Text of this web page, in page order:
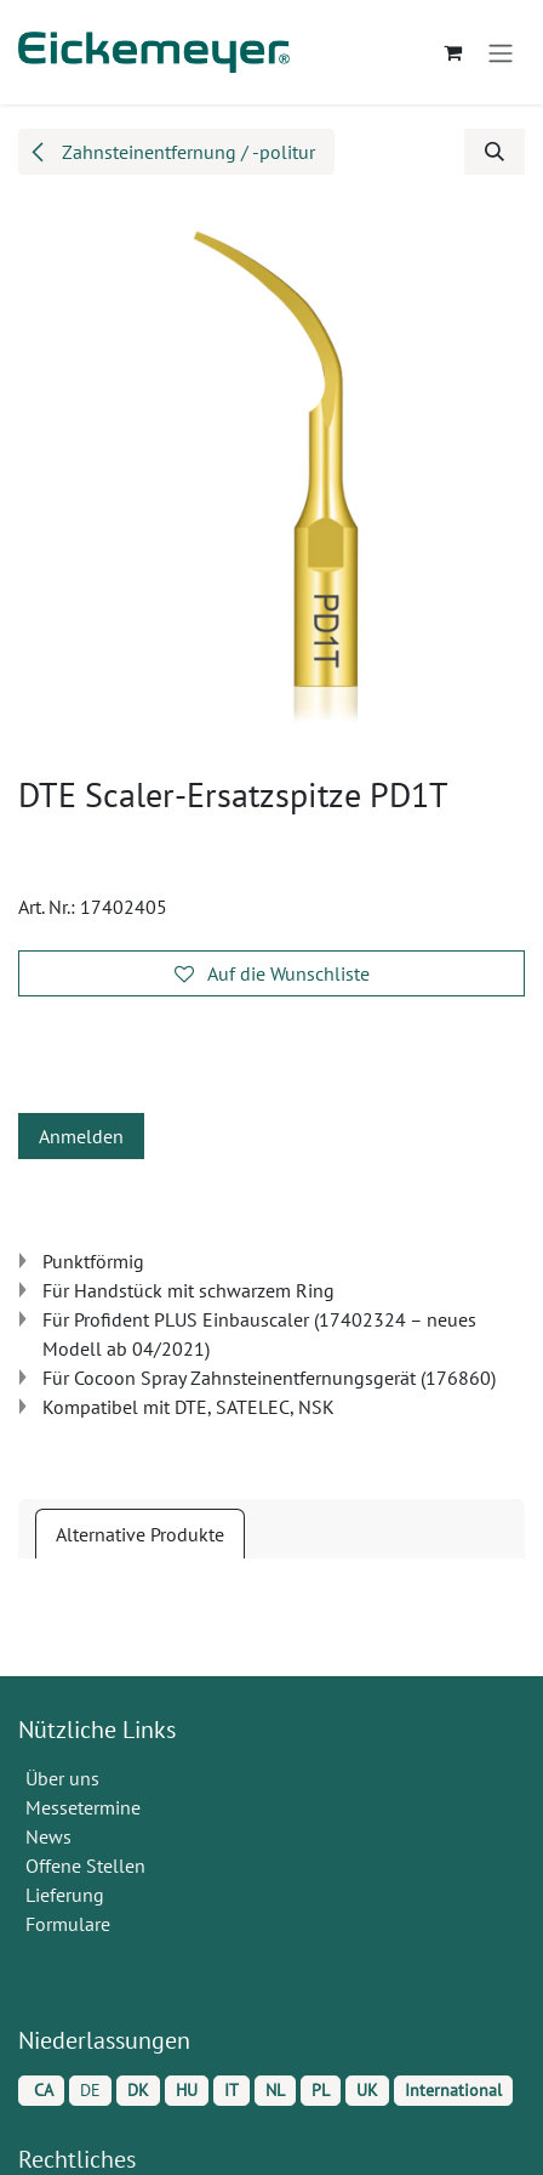
Zahnsteinentfernung / -politur
DTE Scaler-Ersatzspitze PD1T
Art. Nr.: 17402405
Auf die Wunschliste
Anmelden
Punktförmig
Für Handstück mit schwarzem Ring
Für Profident PLUS Einbauscaler (17402324 – neues
Modell ab 04/2021)
Für Cocoon Spray Zahnsteinentfernungsgerät (176860)
Kompatibel mit DTE, SATELEC, NSK
Alternative Produkte
Nützliche Links
Über uns
Messetermine
News
Offene Stellen
Lieferung
Formulare
Niederlassungen
CA DE DK HU IT NL PL UK International
Rechtliches